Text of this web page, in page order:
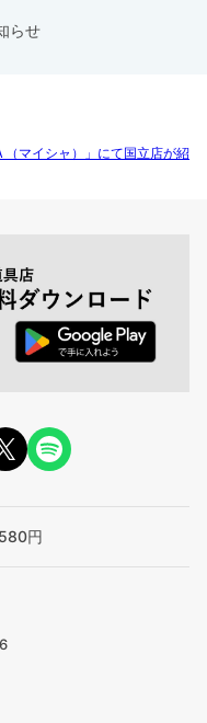
らせ
（マイシャ）」にて国立店が紹
円